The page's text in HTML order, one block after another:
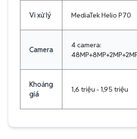
Vi xử lý MediaTek Helio P70
Camera
4 camera:
Khoảng
giá
1,6 triệu - 1,95 triệu